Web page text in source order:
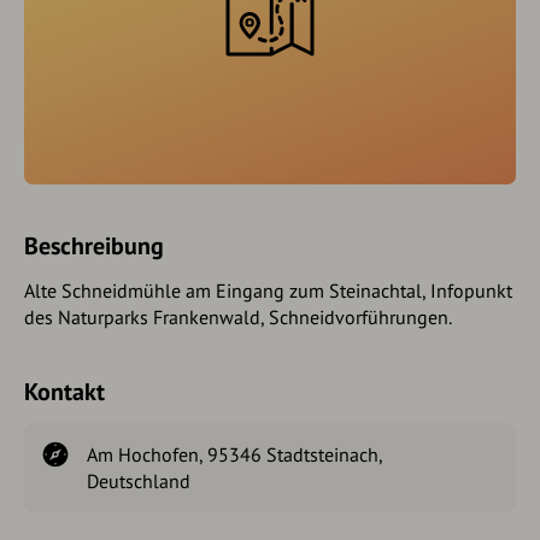
Beschreibung
Alte Schneidmühle am Eingang zum Steinachtal, Infopunkt
des Naturparks Frankenwald, Schneidvorführungen.
Kontakt
Am Hochofen, 95346 Stadtsteinach,
Deutschland